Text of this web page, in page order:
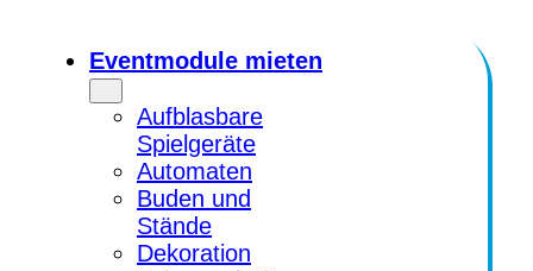
Eventmodule mieten
Aufblasbare
Spielgeräte
Automaten
Buden und
Stände
Dekoration